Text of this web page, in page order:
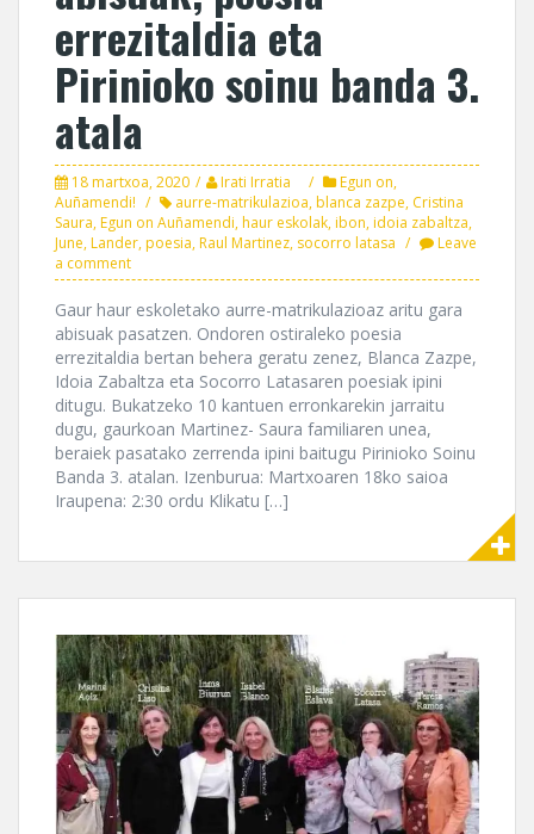
errezitaldia eta
Pirinioko soinu banda 3.
atala
18 martxoa, 2020 Irati Irratia
Egun on,
Auñamendi!
aurre-matrikulazioa,blanca zazpe, Cristina
Saura,Egun on Auñamendi,haur eskolak,ibon,idoia zabaltza,
June,Lander,poesia,Raul Martinez, socorro latasa
Leave
a comment
Gaur haur eskoletako aurre-matrikulazioaz aritu gara
abisuak pasatzen. Ondoren ostiraleko poesia
errezitaldia bertan behera geratu zenez, Blanca Zazpe,
Idoia Zabaltza eta Socorro Latasaren poesiak ipini
ditugu. Bukatzeko 10 kantuen erronkarekin jarraitu
dugu, gaurkoan Martinez- Saura familiaren unea,
beraiek pasatako zerrenda ipini baitugu Pirinioko Soinu
Banda 3. atalan. Izenburua: Martxoaren 18ko saioa
Iraupena: 2:30 ordu Klikatu […]